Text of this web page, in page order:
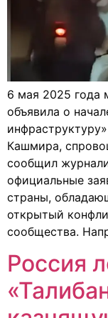
6 мая 2025 года
объявила о
Кашмира,
сообщил
официальные
страны,
открытый
сообщества.
Россия